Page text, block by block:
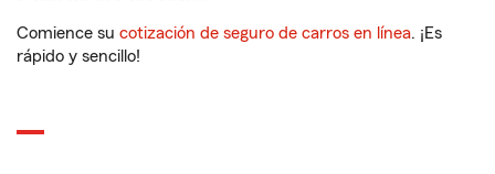
Comience su cotización de seguro de carros en línea. ¡Es
rápido y sencillo!